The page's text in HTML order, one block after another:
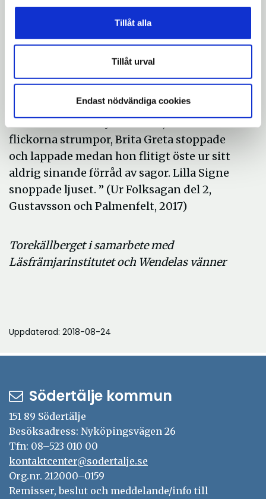
Tillåt alla
Tillåt urval
Endast nödvändiga cookies
var vän med familjen Hebbe och berättar
Brita berättade:
för de tre småflickorna. Där brann ingen
lampa, ett talgljus var hela belysningen. Vid
det stickade Fanny och Tekla, de två äldre
flickorna strumpor, Brita Greta stoppade
och lappade medan hon flitigt öste ur sitt
aldrig sinande förråd av sagor. Lilla Signe
snoppade ljuset. ” (Ur Folksagan del 2,
Gustavsson och Palmenfelt, 2017)
Torekällberget i samarbete med
Läsfrämjarinstitutet och Wendelas vänner
Uppdaterad: 2018-08-24
Södertälje kommun
151 89 Södertälje
Besöksadress: Nyköpingsvägen 26
Tfn: 08–523 010 00
kontaktcenter@sodertalje.se
Org.nr. 212000–0159
Remisser, beslut och meddelande/info till